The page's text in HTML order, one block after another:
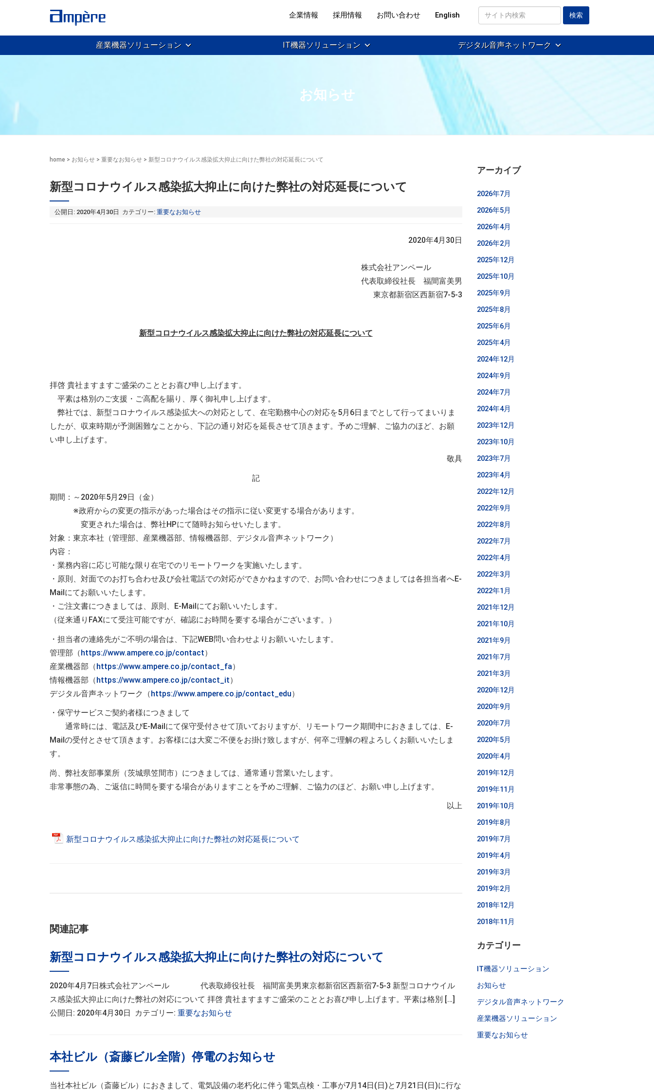
企業情報 採用情報 お問い合わせ English
サ
イ
ト
索
産業機器ソリューション IT機器ソリューション デジタル音声ネットワーク
お知らせ
home > お知らせ > 重要なお知らせ > 新型コロナウイルス感染拡大抑止に向けた弊社の対応延長について
新型コロナウイルス感染拡大抑止に向けた弊社の対応延長について
公開日: 2020年4月30日 カテゴリー: 重要なお知らせ
2020年4月30日
株式会社アンペール
代表取締役社長 福間富美男
東京都新宿区西新宿7-5-3
新型コロナウイルス感染拡大抑止に向けた弊社の対応延長について
拝啓 貴社ますますご盛栄のこととお喜び申し上げます。
平素は格別のご支援・ご高配を賜り、厚く御礼申し上げます。
弊社では、新型コロナウイルス感染拡大への対応として、在宅勤務中心の対応を5月6日までとして行ってまいりま
したが、収束時期が予測困難なことから、下記の通り対応を延長させて頂きます。予めご理解、ご協力のほど、お願
い申し上げます。
敬具
記
期間：～ 2020年5月 29日（金）
※政府からの変更の指示があった場合はその指示に従い変更する場合があります。
変更された場合は、弊社HPにて随時お知らせいたします。
対象：東京本社（管理部、産業機器部、情報機器部、デジタル音声ネットワーク）
内容：
・業務内容に応じ可能な限り在宅でのリモートワークを実施いたします。
・原則、対面でのお打ち合わせ及び会社電話での対応ができかねますので、お問い合わせにつきましては各担当者へE-
Mailにてお願いいたします。
・ご注文書につきましては、原則、E-Mailにてお願いいたします。
（従来通りFAXにて受注可能ですが、確認にお時間を要する場合がございます。）
・担当者の連絡先がご不明の場合は、下記WEB問い合わせよりお願いいたします。
管理部（https://www.ampere.co.jp/contact）
産業機器部（https://www.ampere.co.jp/contact_fa）
情報機器部（https://www.ampere.co.jp/contact_it）
デジタル音声ネットワーク（https://www.ampere.co.jp/contact_edu）
・保守サービスご契約者様につきまして
通常時には、電話及びE-Mailにて保守受付させて頂いておりますが、リモートワーク期間中におきましては、E-
Mailの受付とさせて頂きます。お客様には大変ご不便をお掛け致しますが、何卒ご理解の程よろしくお願いいたしま
す。
尚、弊社友部事業所（茨城県笠間市）につきましては、通常通り営業いたします。
非常事態の為、ご返信に時間を要する場合がありますことを予めご理解、ご協力のほど、お願い申し上げます。
以上
新型コロナウイルス感染拡大抑止に向けた弊社の対応延長について
関連記事
新型コロナウイルス感染拡大抑止に向けた弊社の対応について
2020年4月7日株式会社アンペール 代表取締役社長 福間富美男東京都新宿区西新宿7-5-3 新型コロナウイル
ス感染拡大抑止に向けた弊社の対応について 拝啓 貴社ますますご盛栄のこととお喜び申し上げます。平素は格別 […]
公開日: 2020年4月30日 カテゴリー: 重要なお知らせ
本社ビル（斎藤ビル全階）停電のお知らせ
当社本社ビル（斎藤ビル）におきまして、電気設備の老朽化に伴う電気点検・工事が7月14日(日)と7月21日(日)に行な
アーカイブ
2026年7月
2026年5月
2026年4月
2026年2月
2025年12月
2025年10月
2025年9月
2025年8月
2025年6月
2025年4月
2024年12月
2024年9月
2024年7月
2024年4月
2023年12月
2023年10月
2023年7月
2023年4月
2022年12月
2022年9月
2022年8月
2022年7月
2022年4月
2022年3月
2022年1月
2021年12月
2021年10月
2021年9月
2021年7月
2021年3月
2020年12月
2020年9月
2020年7月
2020年5月
2020年4月
2019年12月
2019年11月
2019年10月
2019年8月
2019年7月
2019年4月
2019年3月
2019年2月
2018年12月
2018年11月
カテゴリー
IT機器ソリューション
お知らせ
デジタル音声ネットワーク
産業機器ソリューション
重要なお知らせ